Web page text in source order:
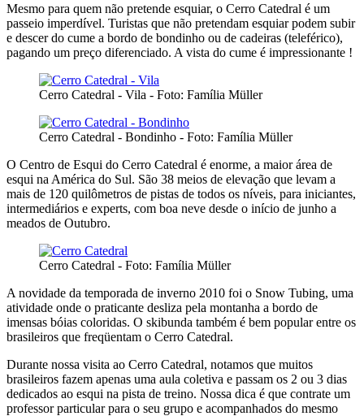
Mesmo para quem não pretende esquiar, o Cerro Catedral é um
passeio imperdível. Turistas que não pretendam esquiar podem subir
e descer do cume a bordo de bondinho ou de cadeiras (teleférico),
pagando um preço diferenciado. A vista do cume é impressionante !
Cerro Catedral - Vila - Foto: Família Müller
Cerro Catedral - Bondinho - Foto: Família Müller
O Centro de Esqui do Cerro Catedral é enorme, a maior área de
esqui na América do Sul. São 38 meios de elevação que levam a
mais de 120 quilômetros de pistas de todos os níveis, para iniciantes,
intermediários e experts, com boa neve desde o início de junho a
meados de Outubro.
Cerro Catedral - Foto: Família Müller
A novidade da temporada de inverno 2010 foi o Snow Tubing, uma
atividade onde o praticante desliza pela montanha a bordo de
imensas bóias coloridas. O skibunda também é bem popular entre os
brasileiros que freqüentam o Cerro Catedral.
Durante nossa visita ao Cerro Catedral, notamos que muitos
brasileiros fazem apenas uma aula coletiva e passam os 2 ou 3 dias
dedicados ao esqui na pista de treino. Nossa dica é que contrate um
professor particular para o seu grupo e acompanhados do mesmo